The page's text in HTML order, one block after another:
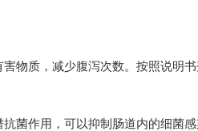
质，减少腹泻次数。按照说明
作用，可以抑制肠道内的细菌